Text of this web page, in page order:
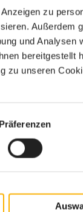
zu
Außerdem
und
zu unseren
Präferenzen
SSW 1 bis
1 bis 10 alle
und